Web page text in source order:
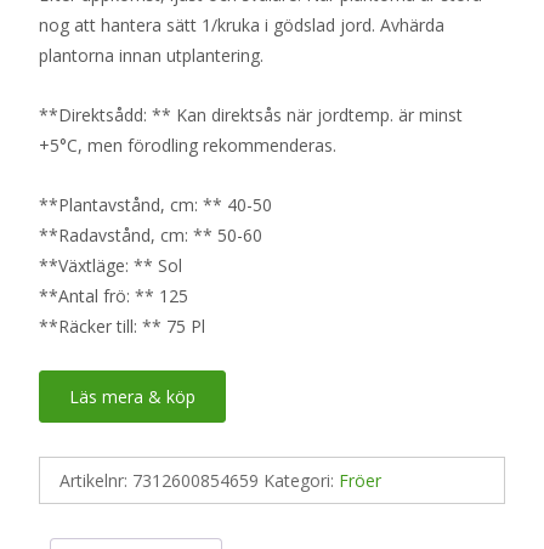
nog att hantera sätt 1/kruka i gödslad jord. Avhärda
plantorna innan utplantering.
**Direktsådd: ** Kan direktsås när jordtemp. är minst
+5°C, men förodling rekommenderas.
**Plantavstånd, cm: ** 40-50
**Radavstånd, cm: ** 50-60
**Växtläge: ** Sol
**Antal frö: ** 125
**Räcker till: ** 75 Pl
Läs mera & köp
Artikelnr: 7312600854659 Kategori: Fröer